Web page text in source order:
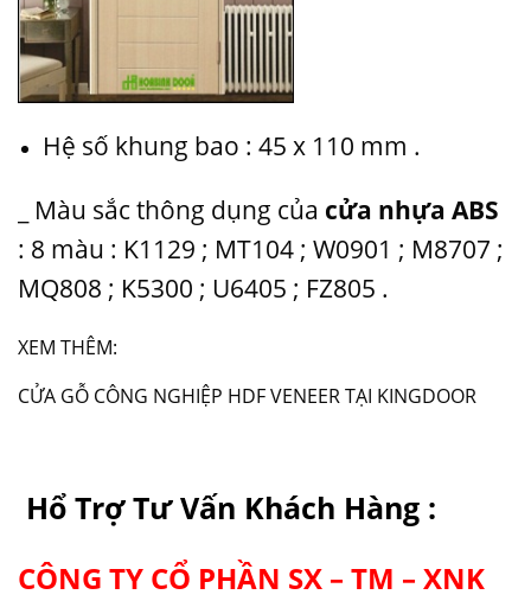
Hệ số khung bao : 45 x 110 mm .
_ Màu sắc thông dụng của cửa nhựa ABS
: 8 màu : K1129 ; MT104 ; W0901 ; M8707 ;
MQ808 ; K5300 ; U6405 ; FZ805 .
XEM THÊM:
CỬA GỖ CÔNG NGHIỆP HDF VENEER TẠI KINGDOOR
Hổ Trợ Tư Vấn Khách Hàng :
CÔNG TY CỔ PHẦN SX – TM – XNK